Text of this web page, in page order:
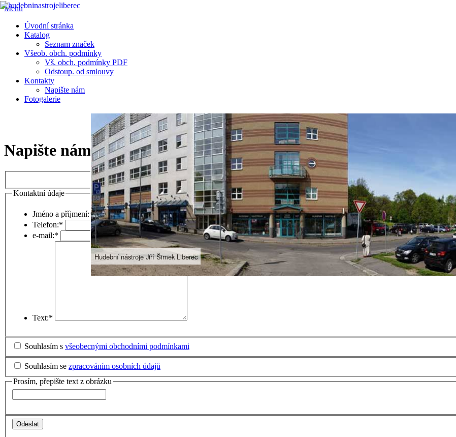
Menu
Úvodní stránka
Katalog
Seznam značek
Všeob. obch. podmínky
Vš. obch. podmínky PDF
Odstoup. od smlouvy
Kontakty
Napište nám
Fotogalerie
Hudební nástroje Jiří Šimek Liberec
Prodej veškerých hudebních nástrojů • hudebniny • aparatury .......
Vše pro muzikanty • E-SHOP HUDEBNÍCH NÁSTROJŮ
Napište nám –Struny na klasickou kytaru CSNT Ashton
Kontaktní údaje
Jméno a příjmení:*
Telefon:*
e-mail:*
Text:*
Souhlasím s všeobecnými obchodními podmínkami
Souhlasím se zpracováním osobních údajů
Prosím, přepište text z obrázku